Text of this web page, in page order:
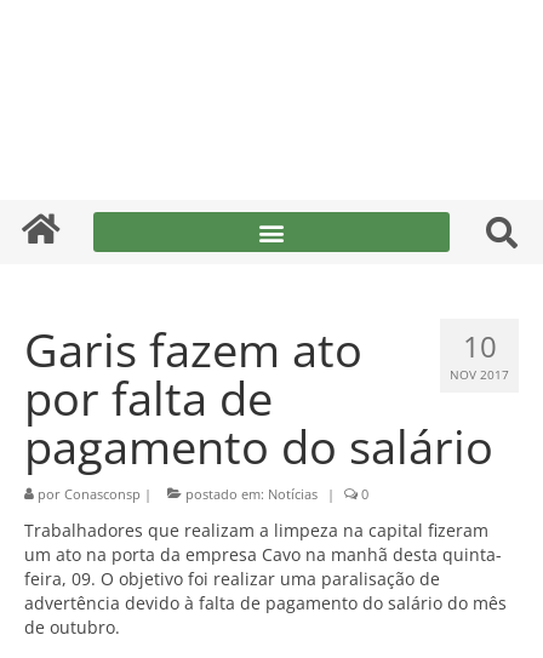
10
NOV 2017
Garis fazem ato
por falta de
pagamento do salário
por Conasconsp | postado em: Notícias | 0
Trabalhadores que realizam a limpeza na capital fizeram
um ato na porta da empresa Cavo na manhã desta quinta-
feira, 09. O objetivo foi realizar uma paralisação de
advertência devido à falta de pagamento do salário do mês
de outubro.